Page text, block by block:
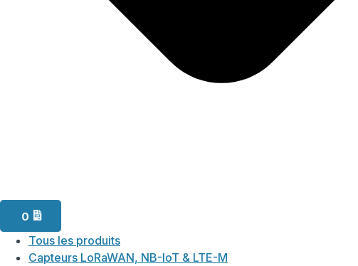
0
Tous les produits
Capteurs LoRaWAN, NB-IoT & LTE-M